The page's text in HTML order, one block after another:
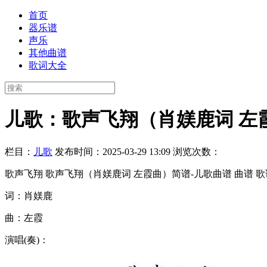
首页
器乐谱
声乐
其他曲谱
歌词大全
儿歌：歌声飞翔（肖媄鹿词 左
栏目： 儿歌 发布时间：2025-03-29 13:09 浏览次数：
歌声飞翔 歌声飞翔（肖媄鹿词 左霞曲）简谱-儿歌曲谱 曲谱 歌
词：肖媄鹿
曲：左霞
演唱(奏)：